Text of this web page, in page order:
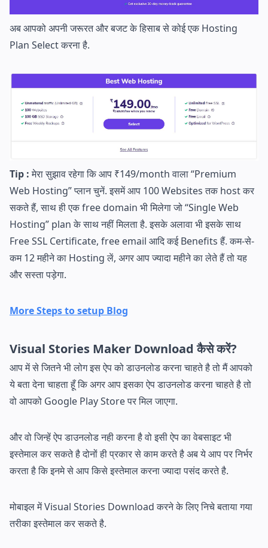
अब आपको अपनी जरूरत और बजट के हिसाब से कोई एक Hosting
Plan Select करना है.
Tip :मेरा सुझाव रहेगा कि आप ₹149/month वाला “Premium
Web Hosting” प्लान चुनें. इसमें आप 100 Websites तक host कर
सकते हैं, साथ ही एक free domain भी मिलेगा जो “Single Web
Hosting” plan के साथ नहीं मिलता है. इसके अलावा भी इसके साथ
Free SSL Certificate, free email आदि कई Benefits हैं. कम-से-
कम 12 महीने का Hosting लें, अगर आप ज्यादा महीने का लेते हैं तो यह
और सस्ता पड़ेगा.
More Steps to setup Blog
Visual Stories Maker Download कैसे करें?
आप में से जितने भी लोग इस ऐप को डाउनलोड करना चाहते है तो मैं आपको
ये बता देना चाहता हूँ कि अगर आप इसका ऐप डाउनलोड करना चाहते है तो
वो आपको Google Play Store पर मिल जाएगा.
और वो जिन्हें ऐप डाउनलोड नही करना है वो इसी ऐप का वेबसाइट भी
इस्तेमाल कर सकते है दोनों ही प्रकार से काम करते है अब ये आप पर निर्भर
करता है कि इनमे से आप किसे इस्तेमाल करना ज्यादा पसंद करते है.
मोबाइल में Visual Stories Download करने के लिए निचे बताया गया
तरीका इस्तेमाल कर सकते है.